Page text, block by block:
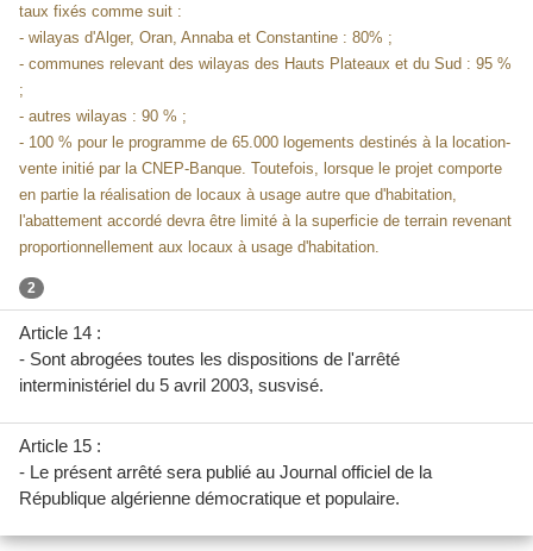
taux fixés comme suit :
- wilayas d'Alger, Oran, Annaba et Constantine : 80% ;
- communes relevant des wilayas des Hauts Plateaux et du Sud : 95 %
;
- autres wilayas : 90 % ;
- 100 % pour le programme de 65.000 logements destinés à la location-
vente initié par la CNEP-Banque. Toutefois, lorsque le projet comporte
en partie la réalisation de locaux à usage autre que d'habitation,
l'abattement accordé devra être limité à la superficie de terrain revenant
proportionnellement aux locaux à usage d'habitation.
2
Article 14 :
- Sont abrogées toutes les dispositions de l'arrêté
interministériel du 5 avril 2003, susvisé.
Article 15 :
- Le présent arrêté sera publié au Journal officiel de la
République algérienne démocratique et populaire.